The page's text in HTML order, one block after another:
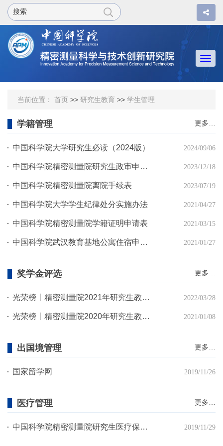
当前位置： 首页 >> 研究生教育 >> 学生管理
学籍管理 更多…
中国科学院大学研究生必读（2024版） 2024/09/06
中国科学院精密测量院研究生政审申请表 2023/12/18
中国科学院精密测量院离院手续表 2023/07/19
中国科学院大学学生纪律处分实施办法 2021/04/27
中国科学院精密测量院学籍证明申请表 2021/03/15
中国科学院武汉教育基地公寓住宿申请表 2021/01/27
奖学金评选 更多…
光荣榜丨精密测量院2021年研究生教育获奖情况一览 2022/03/28
光荣榜丨精密测量院2020年研究生教育获奖情况一览 2021/01/08
出国境管理 更多…
国家留学网 2019/11/26
医疗管理 更多…
中国科学院精密测量院研究生医疗保险方案及操作流程 2019/11/29